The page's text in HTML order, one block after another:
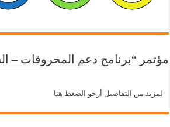
مؤتمر “برنامج دعم المحروقات –
لمزيد من التفاصيل أرجو الضعط هنا